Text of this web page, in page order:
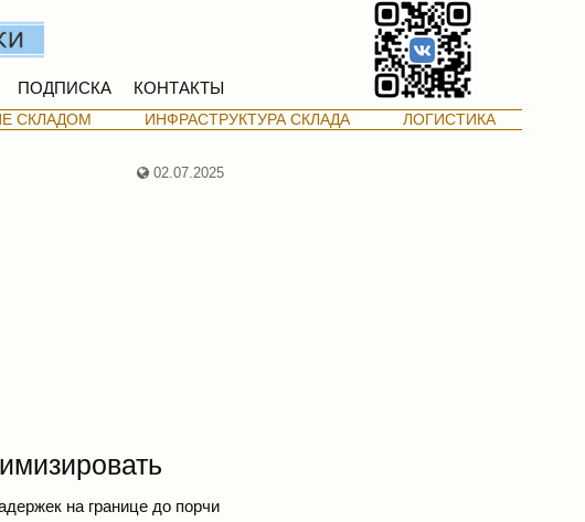
ПОДПИСКА КОНТАКТЫ
СКЛАДОМ ИНФРАСТРУКТУРА СКЛАДА ЛОГИСТИКА
02.07.2025
на границе до порчи